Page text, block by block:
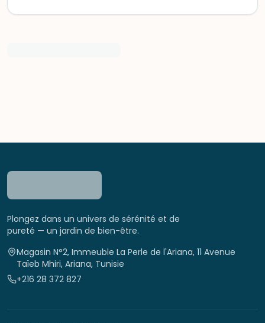
Plongez dans un univers de sérénité et de
pureté — un jardin de bien-être.
Magasin N°2, Immeuble La Perle de l'Ariana, 11 Avenue
Taïeb Mhiri, Ariana, Tunisie
+216 28 372 827